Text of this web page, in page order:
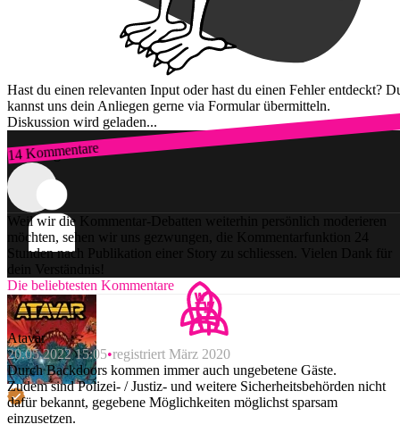
Hast du einen relevanten Input oder hast du einen Fehler entdeckt?
kannst uns dein Anliegen gerne via Formular übermitteln.
Diskussion wird geladen...
14 Kommentare
Zum Login
Weil wir die Kommentar-Debatten weiterhin persönlich moderieren
möchten, sehen wir uns gezwungen, die Kommentarfunktion 24
Stunden nach Publikation einer Story zu schliessen. Vielen Dank für
dein Verständnis!
Die beliebtesten Kommentare
Atavar
20.05.2022 15:05 registriert März 2020
Durch Backdoors kommen immer auch ungebetene Gäste.
Zudem sind Polizei- / Justiz- und weitere Sicherheitsbehörden nicht
dafür bekannt, gegebene Möglichkeiten möglichst sparsam
einzusetzen.